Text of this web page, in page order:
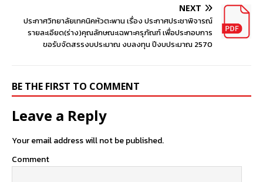
NEXT
ประกาศวิทยาลัยเทคนิคหัวตะพาน เรื่อง ประกาศประชาพิจารณ์
รายละเอียด(ร่าง)คุณลักษณะเฉพาะครุภัณฑ์ เพื่อประกอบการ
ขอรับจัดสรรงบประมาณ งบลงทุน ปีงบประมาณ 2570
BE THE FIRST TO COMMENT
Leave a Reply
Your email address will not be published.
Comment